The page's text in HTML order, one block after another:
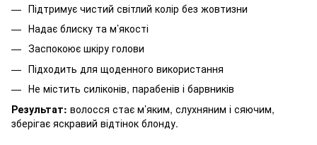
Підтримує чистий світлий колір без жовтизни
Надає блиску та м’якості
Заспокоює шкіру голови
Підходить для щоденного використання
Не містить силіконів, парабенів і барвників
Результат: волосся стає м’яким, слухняним і сяючим,
зберігає яскравий відтінок блонду.